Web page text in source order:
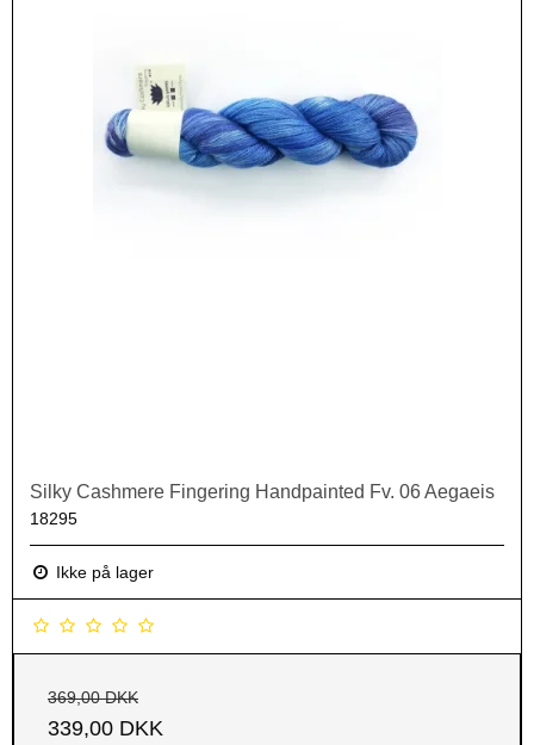
Silky Cashmere Fingering Handpainted Fv. 06 Aegaeis
18295
Ikke på lager
369,00 DKK
339,00 DKK